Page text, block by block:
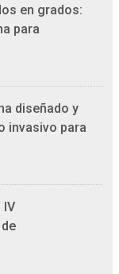
en grados:
para
diseñado y
invasivo para
IV